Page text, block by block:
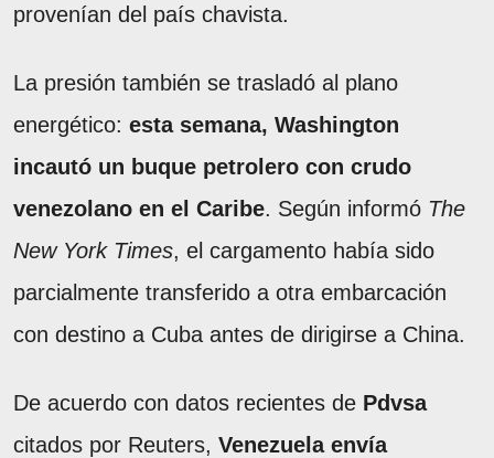
provenían del país chavista.
La presión también se trasladó al plano
energético: esta semana, Washington
incautó un buque petrolero con crudo
venezolano en el Caribe. Según informó The
New York Times, el cargamento había sido
parcialmente transferido a otra embarcación
con destino a Cuba antes de dirigirse a China.
De acuerdo con datos recientes de Pdvsa
citados por Reuters, Venezuela envía